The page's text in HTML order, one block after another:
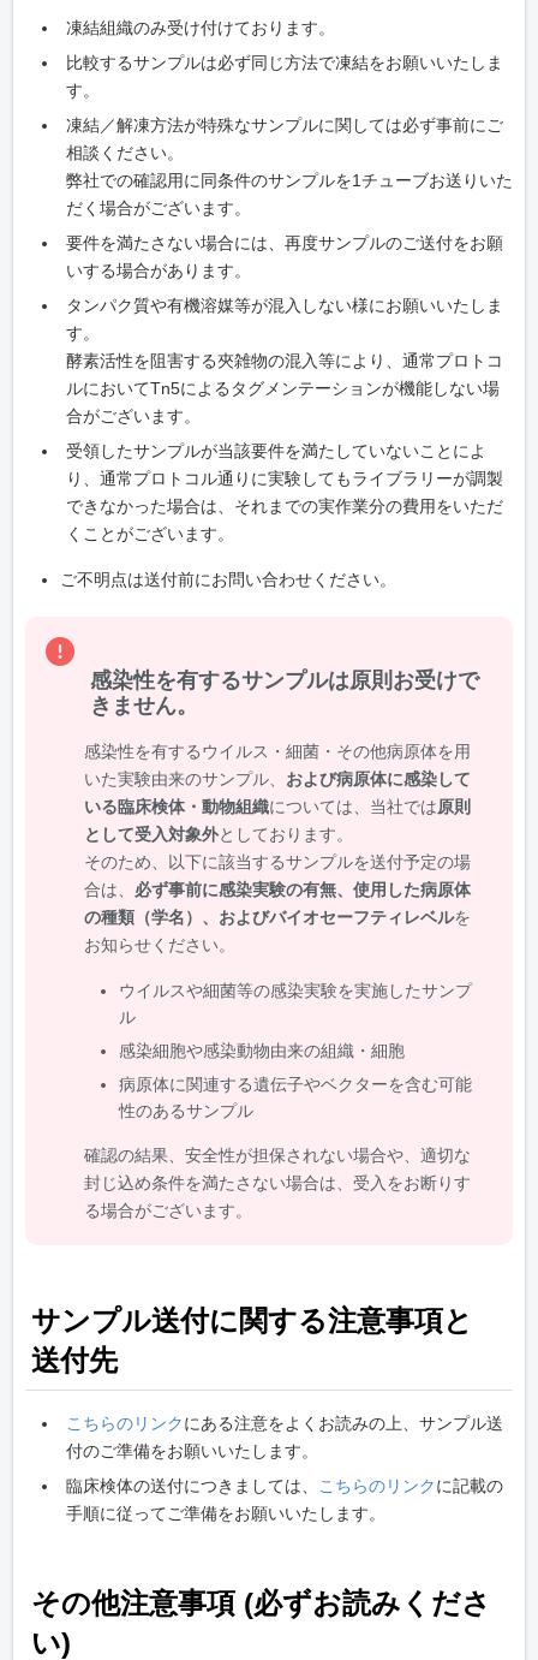
凍結組織のみ受け付けております。
⽐較するサンプルは必ず同じ⽅法で凍結をお願いいたしま
す。
凍結／解凍⽅法が特殊なサンプルに関しては必ず事前にご
相談ください。
弊社での確認⽤に同条件のサンプルを1チューブお送りいた
だく場合がございます。
要件を満たさない場合には、再度サンプルのご送付をお願
いする場合があります。
タンパク質や有機溶媒等が混⼊しない様にお願いいたしま
す。
酵素活性を阻害する夾雑物の混⼊等により、通常プロトコ
ルにおいてTn5によるタグメンテーションが機能しない場
合がございます。
受領したサンプルが当該要件を満たしていないことによ
り、通常プロトコル通りに実験してもライブラリーが調製
できなかった場合は、それまでの実作業分の費⽤をいただ
くことがございます。
ご不明点は送付前にお問い合わせください。
感染性を有するサンプルは原則お受けで
きません。
感染性を有するウイルス・細菌・その他病原体を用
いた実験由来のサンプル、 および病原体に感染して
いる臨床検体・動物組織については、当社では原則
として受入対象外としております。
そのため、以下に該当するサンプルを送付予定の場
合は、 必ず事前に感染実験の有無、使用した病原体
の種類（学名）、およびバイオセーフティレベルを
お知らせください。
ウイルスや細菌等の感染実験を実施したサンプ
ル
感染細胞や感染動物由来の組織・細胞
病原体に関連する遺伝子やベクターを含む可能
性のあるサンプル
確認の結果、安全性が担保されない場合や、適切な
封じ込め条件を満たさない場合は、受入をお断りす
る場合がございます。
サンプル送付に関する注意事項と
送付先
こちらのリンクにある注意をよくお読みの上、サンプル送
付のご準備をお願いいたします。
臨床検体の送付につきましては、 こちらのリンクに記載の
手順に従ってご準備をお願いいたします。
その他注意事項 (必ずお読みくださ
い)